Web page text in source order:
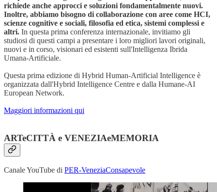
richiede anche approcci e soluzioni fondamentalmente nuovi.
Inoltre, abbiamo bisogno di collaborazione con aree come HCI,
scienze cognitive e sociali, filosofia ed etica, sistemi complessi e
altri. In questa prima conferenza internazionale, invitiamo gli
studiosi di questi campi a presentare i loro migliori lavori originali,
nuovi e in corso, visionari ed esistenti sull'Intelligenza Ibrida
Umana-Artificiale.
Questa prima edizione di Hybrid Human-Artificial Intelligence è
organizzata dall'Hybrid Intelligence Centre e dalla Humane-AI
European Network.
Maggiori informazioni qui
ARTeCITTÀ e VENEZIAeMEMORIA
Canale YouTube di PER-VeneziaConsapevole